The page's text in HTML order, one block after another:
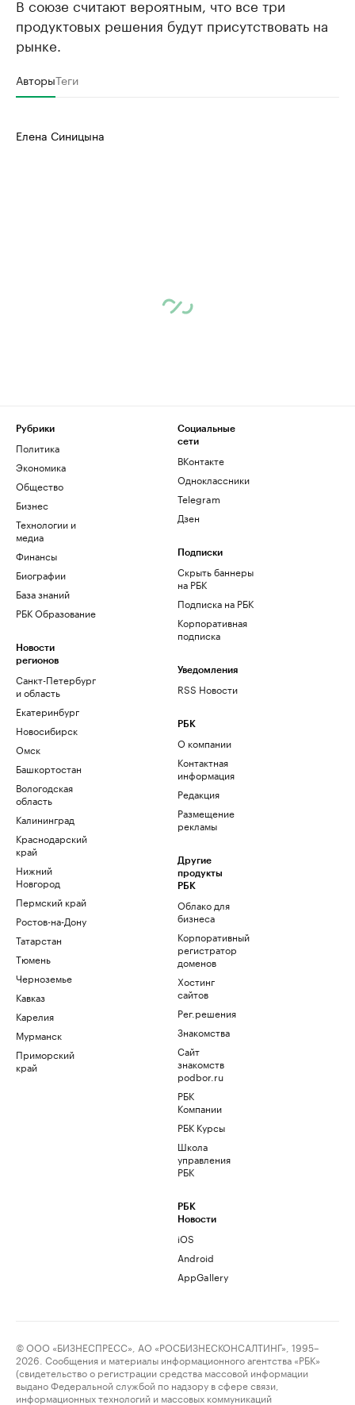
В союзе считают вероятным, что все три
продуктовых решения будут присутствовать на
рынке.
АвторыТеги
Елена Синицына
Рубрики
Политика
Экономика
Общество
Бизнес
Технологии и
медиа
Финансы
Биографии
База знаний
РБК Образование
Новости
регионов
Санкт-Петербург
и область
Екатеринбург
Новосибирск
Омск
Башкортостан
Вологодская
область
Калининград
Краснодарский
край
Нижний
Новгород
Пермский край
Ростов-на-Дону
Татарстан
Тюмень
Черноземье
Кавказ
Карелия
Мурманск
Приморский
край
Социальные
сети
ВКонтакте
Одноклассники
Telegram
Дзен
Подписки
Скрыть баннеры
на РБК
Подписка на РБК
Корпоративная
подписка
Уведомления
RSS Новости
РБК
О компании
Контактная
информация
Редакция
Размещение
рекламы
Другие
продукты
РБК
Облако для
бизнеса
Корпоративный
регистратор
доменов
Хостинг
сайтов
Рег.решения
Знакомства
Сайт
знакомств
podbor.ru
РБК
Компании
РБК Курсы
Школа
управления
РБК
РБК
Новости
iOS
Android
AppGallery
© ООО «БИЗНЕСПРЕСС», АО «РОСБИЗНЕСКОНСАЛТИНГ», 1995–
2026. Сообщения и материалы информационного агентства «РБК»
(свидетельство о регистрации средства массовой информации
выдано Федеральной службой по надзору в сфере связи,
информационных технологий и массовых коммуникаций